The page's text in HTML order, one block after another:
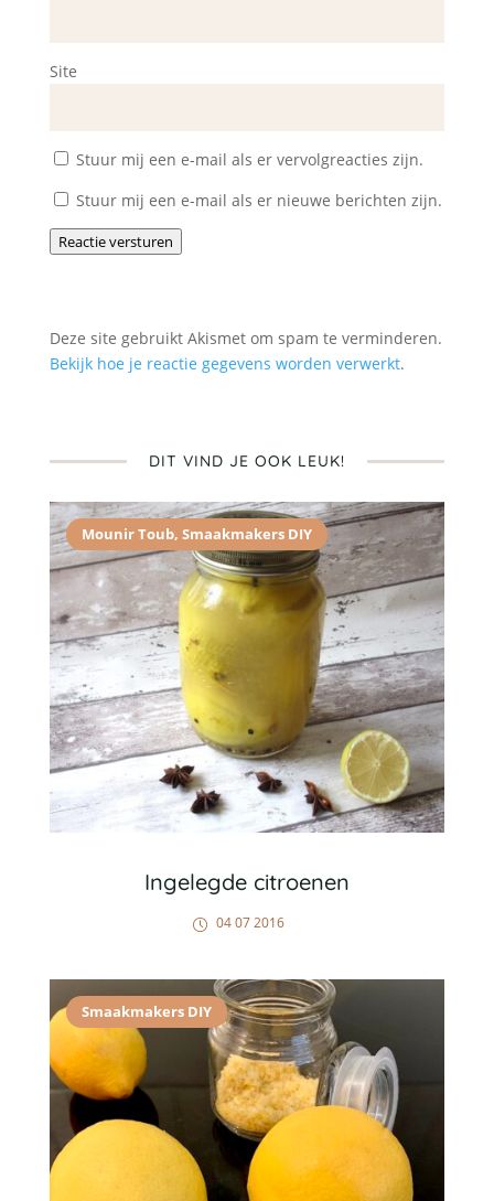
Site
Stuur mij een e-mail als er vervolgreacties zijn.
Stuur mij een e-mail als er nieuwe berichten zijn.
Reactie versturen
Deze site gebruikt Akismet om spam te verminderen.
Bekijk hoe je reactie gegevens worden verwerkt.
DIT VIND JE OOK LEUK!
Mounir Toub, Smaakmakers DIY
Ingelegde citroenen
04 07 2016
Smaakmakers DIY